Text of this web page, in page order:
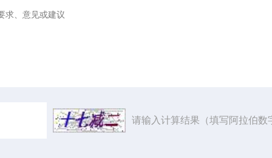
请输入计算结果（填写阿拉伯数